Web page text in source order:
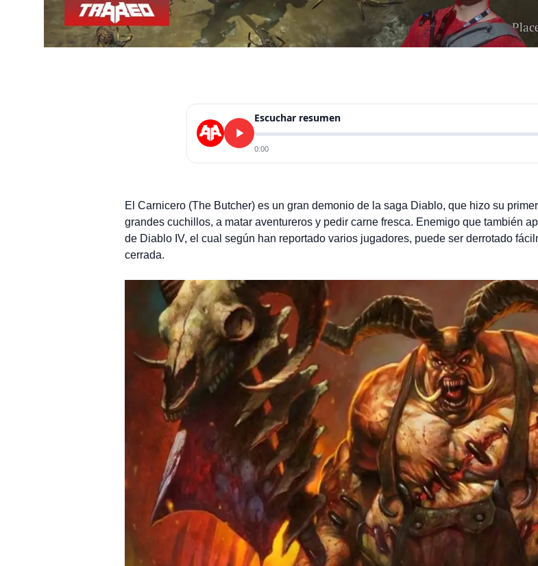
Escuchar resumen
0:00
El Carnicero (The Butcher) es un gran demonio de la saga Diablo, que hizo su
grandes cuchillos, a matar aventureros y pedir carne fresca. Enemigo que también
de Diablo IV, el cual según han reportado varios jugadores, puede ser derrotado
cerrada.